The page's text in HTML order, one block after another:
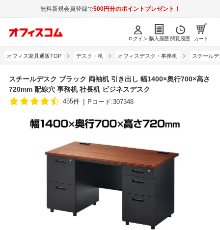
無料新規会員登録で500円分のポイントプレゼント！
ログイン 購入履歴 閲覧履歴 カート
オフィス家具通販TOP デスク・机 オフィスデスク・事務机 スチール
スチールデスク ブラック 両袖机 引き出し 幅1400×奥行700×高さ
720mm 配線穴 事務机 社長机 ビジネスデスク
455件 Pコード:307348